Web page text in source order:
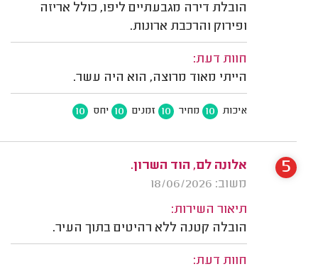
הובלת דירה מגבעתיים ליפו, כולל אריזה
ופירוק והרכבת ארונות.
חוות דעת:
הייתי מאוד מרוצה, הוא היה עשר.
איכות 10 מחיר 10 זמנים 10 יחס 10
אלונה לם, הוד השרון.
משוב: 18/06/2026
תיאור השירות:
הובלה קטנה ללא רהיטים בתוך העיר.
חוות דעת:
5